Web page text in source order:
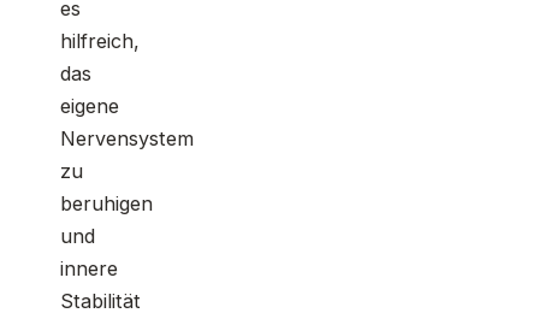
es
hilfreich,
das
eigene
Nervensystem
zu
beruhigen
und
innere
Stabilität